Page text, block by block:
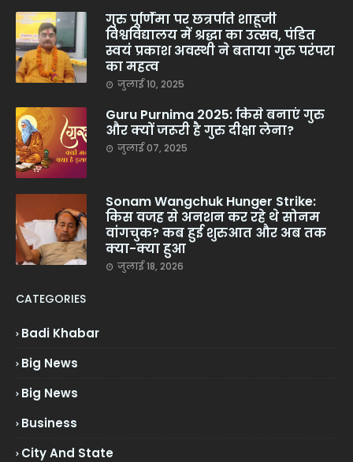
गुरु पूर्णिमा पर छत्रपति शाहूजी
विश्वविद्यालय में श्रद्धा का उत्सव, पंडित
स्वयं प्रकाश अवस्थी ने बताया गुरु परंपरा
का महत्व
जुलाई 10, 2025
Guru Purnima 2025: किसे बनाएं गुरु
और क्यों जरूरी है गुरु दीक्षा लेना?
जुलाई 07, 2025
Sonam Wangchuk Hunger Strike:
किस वजह से अनशन कर रहे थे सोनम
वांगचुक? कब हुई शुरुआत और अब तक
क्या-क्या हुआ
जुलाई 18, 2026
CATEGORIES
Badi Khabar
Big News
Big News
Business
City And State